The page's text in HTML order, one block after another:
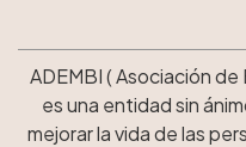
ADEMBI ( Asociación
es una entidad sin
mejorar la vida de las